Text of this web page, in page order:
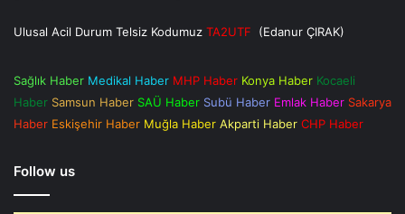
Ulusal Acil Durum Telsiz Kodumuz TA2UTF (Edanur ÇIRAK)
Sağlık Haber Medikal Haber MHP Haber Konya Haber Kocaeli
Haber Samsun Haber SAÜ Haber Subü Haber Emlak Haber Sakarya
Haber Eskişehir Haber Muğla Haber Akparti Haber CHP Haber
Follow us